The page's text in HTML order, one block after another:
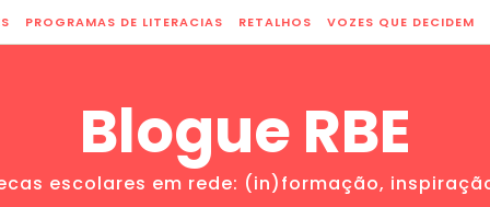
PROGRAMAS DE LITERACIAS RETALHOS VOZES QUE DECIDEM
Blogue RBE
escolares em rede: (in)formação,